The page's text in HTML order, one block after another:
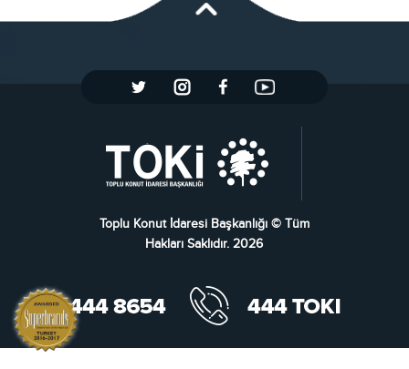
Toplu Konut İdaresi Başkanlığı © Tüm
Hakları Saklıdır. 2026